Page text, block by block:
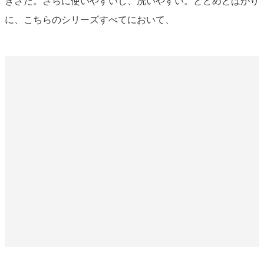
に、こちらのシリーズすべてにおいて、